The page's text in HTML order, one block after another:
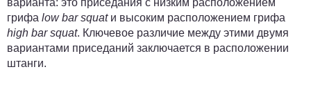
варианта: это приседания с низким расположением
грифа low bar squat и высоким расположением грифа
high bar squat. Ключевое различие между этими двумя
вариантами приседаний заключается в расположении
штанги.